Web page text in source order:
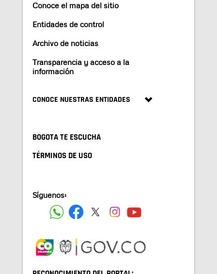
Conoce el mapa del sitio
Entidades de control
Archivo de noticias
Transparencia y acceso a la
información
CONOCE NUESTRAS ENTIDADES
BOGOTA TE ESCUCHA
TÉRMINOS DE USO
Síguenos: